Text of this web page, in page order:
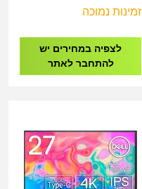
זמינות נמוכה
לצפיה במחירים יש
להתחבר לאתר